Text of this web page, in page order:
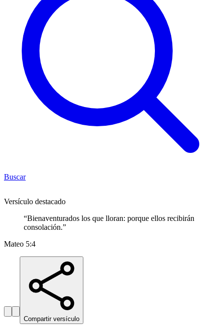
Buscar
Versículo destacado
“Bienaventurados los que lloran: porque ellos recibirán
consolación.”
Mateo 5:4
Compartir versículo